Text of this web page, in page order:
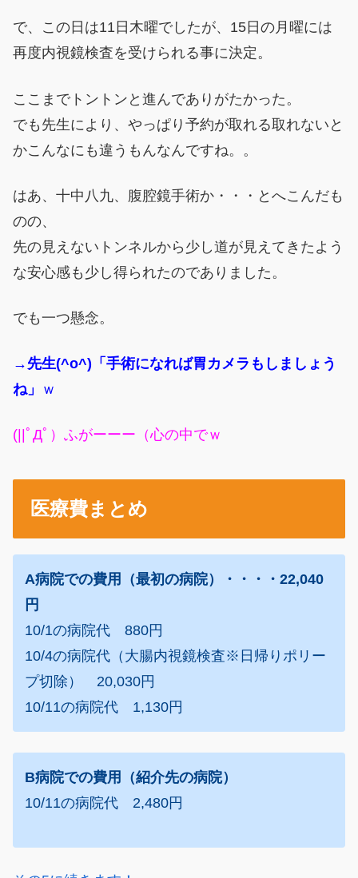
で、この日は11日木曜でしたが、15日の月曜には
再度内視鏡検査を受けられる事に決定。
ここまでトントンと進んでありがたかった。
でも先生により、やっぱり予約が取れる取れないと
かこんなにも違うもんなんですね。。
はあ、十中八九、腹腔鏡手術か・・・とへこんだも
のの、
先の見えないトンネルから少し道が見えてきたよう
な安心感も少し得られたのでありました。
でも一つ懸念。
→先生(^o^)「手術になれば胃カメラもしましょう
ね」
ｗ
(||ﾟДﾟ）ふがーーー（心の中でｗ
医療費まとめ
A病院での費用（最初の病院）・・・・22,040
円
10/1の病院代 880円
10/4の病院代（大腸内視鏡検査※日帰りポリー
プ切除） 20,030円
10/11の病院代 1,130円
B病院での費用（紹介先の病院）
10/11の病院代 2,480円